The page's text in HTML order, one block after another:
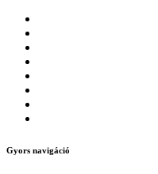
Gyors navigáció